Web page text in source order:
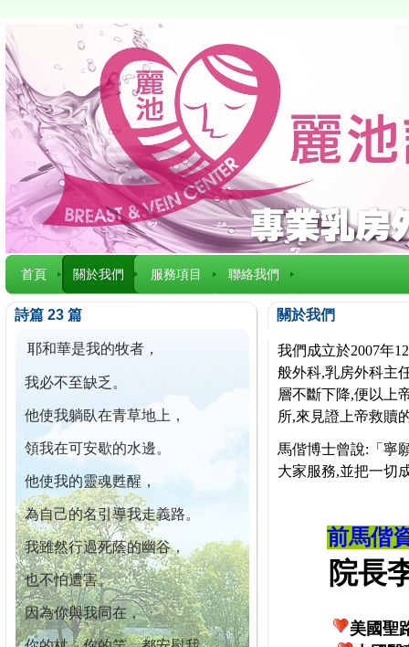
首頁 關於我們 服務項目 聯絡我們
詩篇 23 篇
耶和華是我的牧者，
我必不至缺乏。
他使我躺臥在青草地上，
領我在可安歇的水邊。
他使我的靈魂甦醒，
為自己的名引導我走義路。
我雖然行過死蔭的幽谷，
也不怕遭害。
因為你與我同在，
關於我們
我們成立於2007年
般外科,乳房外科主
層不斷下降,便以上
所,來見證上帝救贖
馬偕博士曾說:「寧
大家服務,並把一切
前馬偕
院長李
美國聖